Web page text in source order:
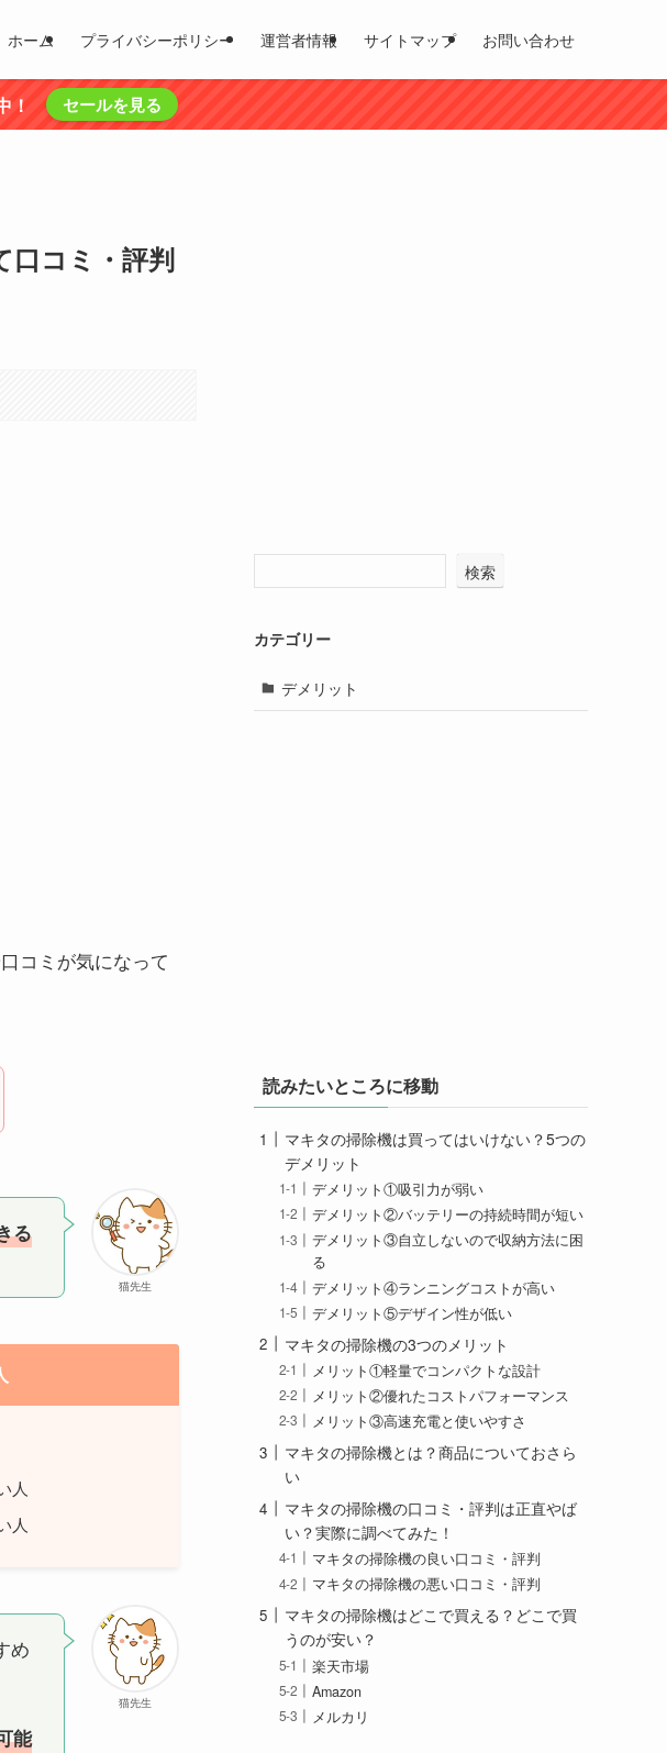
ホーム プライバシーポリシー 運営者情報 サイトマップ お問い合わせ
！ セールを見る
口コミ・評判
コミが気になって
猫先生
る
人
人
猫先生
め
能
検索
カテゴリー
デメリット
読みたいところに移動
マキタの掃除機は買ってはいけない？5つの
デメリット
デメリット①吸引力が弱い
デメリット②バッテリーの持続時間が短い
デメリット③自立しないので収納方法に困
る
デメリット④ランニングコストが高い
デメリット⑤デザイン性が低い
マキタの掃除機の3つのメリット
メリット①軽量でコンパクトな設計
メリット②優れたコストパフォーマンス
メリット③高速充電と使いやすさ
マキタの掃除機とは？商品についておさら
い
マキタの掃除機の口コミ・評判は正直やば
い？実際に調べてみた！
マキタの掃除機の良い口コミ・評判
マキタの掃除機の悪い口コミ・評判
マキタの掃除機はどこで買える？どこで買
うのが安い？
楽天市場
Amazon
メルカリ